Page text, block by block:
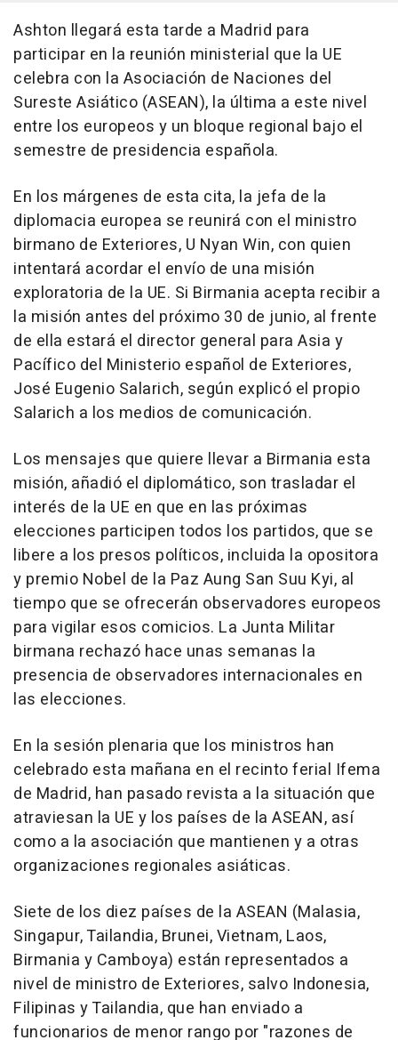
Ashton llegará esta tarde a Madrid para
participar en la reunión ministerial que la UE
celebra con la Asociación de Naciones del
Sureste Asiático (ASEAN), la última a este nivel
entre los europeos y un bloque regional bajo el
semestre de presidencia española.
En los márgenes de esta cita, la jefa de la
diplomacia europea se reunirá con el ministro
birmano de Exteriores, U Nyan Win, con quien
intentará acordar el envío de una misión
exploratoria de la UE. Si Birmania acepta recibir a
la misión antes del próximo 30 de junio, al frente
de ella estará el director general para Asia y
Pacífico del Ministerio español de Exteriores,
José Eugenio Salarich, según explicó el propio
Salarich a los medios de comunicación.
Los mensajes que quiere llevar a Birmania esta
misión, añadió el diplomático, son trasladar el
interés de la UE en que en las próximas
elecciones participen todos los partidos, que se
libere a los presos políticos, incluida la opositora
y premio Nobel de la Paz Aung San Suu Kyi, al
tiempo que se ofrecerán observadores europeos
para vigilar esos comicios. La Junta Militar
birmana rechazó hace unas semanas la
presencia de observadores internacionales en
las elecciones.
En la sesión plenaria que los ministros han
celebrado esta mañana en el recinto ferial Ifema
de Madrid, han pasado revista a la situación que
atraviesan la UE y los países de la ASEAN, así
como a la asociación que mantienen y a otras
organizaciones regionales asiáticas.
Siete de los diez países de la ASEAN (Malasia,
Singapur, Tailandia, Brunei, Vietnam, Laos,
Birmania y Camboya) están representados a
nivel de ministro de Exteriores, salvo Indonesia,
Filipinas y Tailandia, que han enviado a
funcionarios de menor rango por "razones de